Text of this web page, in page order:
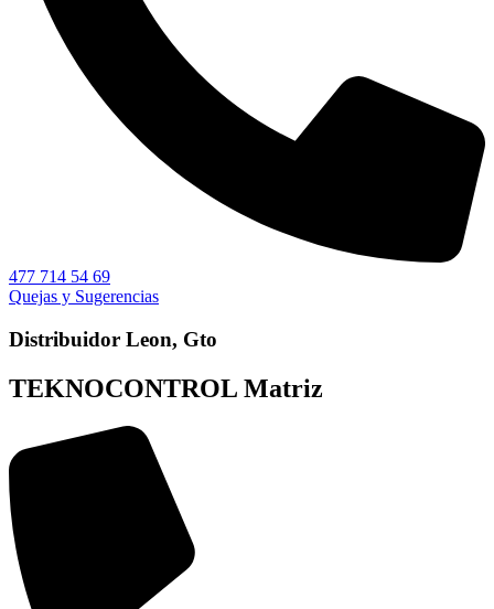
477 714 54 69
Quejas y Sugerencias
Distribuidor Leon, Gto
TEKNOCONTROL Matriz